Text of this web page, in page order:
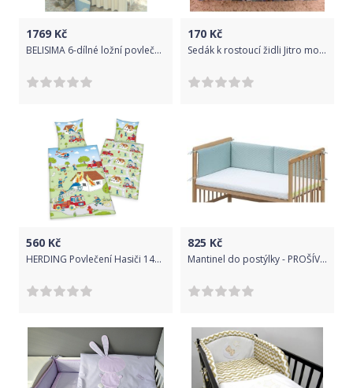
1769 Kč
BELISIMA 6-dílné ložní povlečení Belisima Letadla 90/120 modré
170 Kč
Sedák k rostoucí židli Jitro modrý patchwork Jitro
560 Kč
HERDING Povlečení Hasiči 140/200, 70/90
825 Kč
Mantinel do postýlky - PROŠÍVANÝ mátový - Scarlett